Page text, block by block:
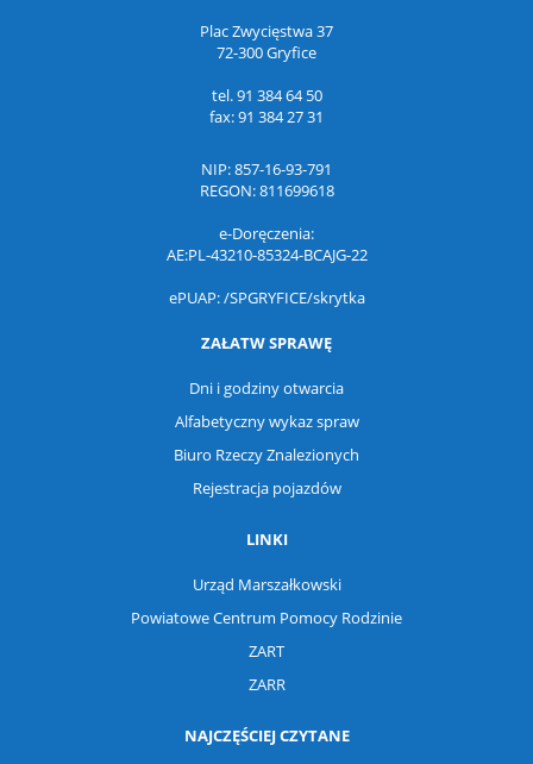
Plac Zwycięstwa 37
72-300 Gryfice
tel.91 384 64 50
fax:91 384 27 31
NIP: 857-16-93-791
REGON: 811699618
e-Doręczenia:
AE:PL-43210-85324-BCAJG-22
ePUAP: /SPGRYFICE/skrytka
ZAŁATW SPRAWĘ
Dni i godziny otwarcia
Alfabetyczny wykaz spraw
Biuro Rzeczy Znalezionych
Rejestracja pojazdów
LINKI
Urząd Marszałkowski
Powiatowe Centrum Pomocy Rodzinie
ZART
ZARR
NAJCZĘŚCIEJ CZYTANE